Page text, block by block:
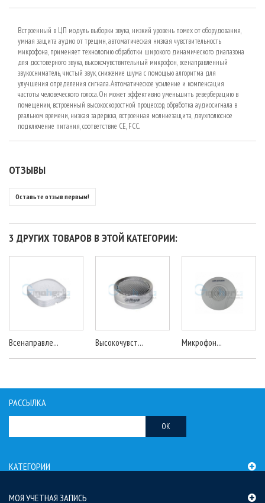
Встроенный в ЦП модуль выборки звука, низкий уровень помех от оборудования,
умная защита аудио от трещин, автоматическая низкая чувствительность
микрофона, применяет технологию обработки широкого динамического диапазона
для достоверного звука, высокочувствительный микрофон, всенаправленный
звукосниматель, чистый звук, снижение шума с помощью алгоритма для
улучшения определения сигнала. Автоматическое усиление и компенсация
частоты человеческого голоса. Он может эффективно уменьшить реверберацию в
помещении, встроенный высокоскоростной процессор, обработка аудиосигнала в
реальном времени, низкая задержка, встроенная молниезащита, двухполюсное
подключение питания, соответствие CE, FCC.
ОТЗЫВЫ
Оставьте отзыв первым!
3 ДРУГИХ ТОВАРОВ В ЭТОЙ КАТЕГОРИИ:
Всенаправле... Высокочувст... Микрофон...
РАССЫЛКА
OK
КАТЕГОРИИ
МОЯ УЧЕТНАЯ ЗАПИСЬ